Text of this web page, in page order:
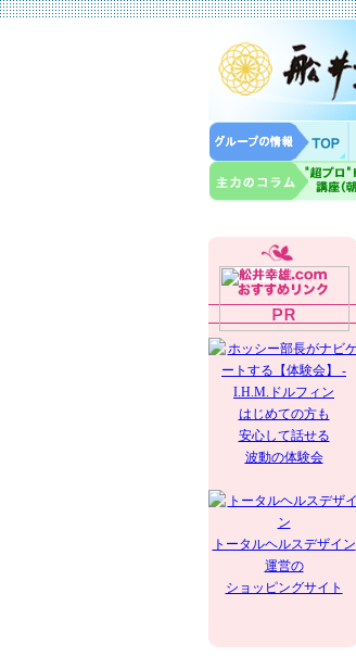
はじめての方も
安心して話せる
波動の体験会
トータルヘルスデザイン
運営の
ショッピングサイト